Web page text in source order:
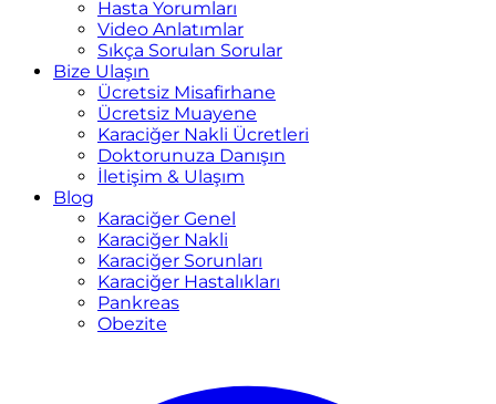
Hasta Yorumları
Video Anlatımlar
Sıkça Sorulan Sorular
Bize Ulaşın
Ücretsiz Misafirhane
Ücretsiz Muayene
Karaciğer Nakli Ücretleri
Doktorunuza Danışın
İletişim & Ulaşım
Blog
Karaciğer Genel
Karaciğer Nakli
Karaciğer Sorunları
Karaciğer Hastalıkları
Pankreas
Obezite